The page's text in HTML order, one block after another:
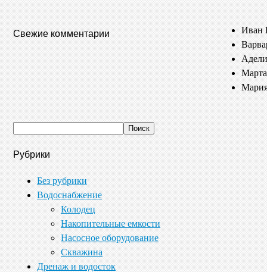
Свежие комментарии
Иван
Марта
Рубрики
Без рубрики
Водоснабжение
Колодец
Накопительные емкости
Насосное оборудование
Скважина
Дренаж и водосток